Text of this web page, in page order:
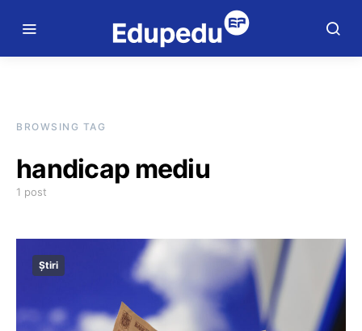
BROWSING TAG
handicap mediu
1 post
Știri